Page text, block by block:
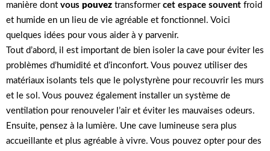
manière dont vous pouvez transformer cet espace souvent froid
et humide en un lieu de vie agréable et fonctionnel. Voici
quelques idées pour vous aider à y parvenir.
Tout d’abord, il est important de bien isoler la cave pour éviter les
problèmes d’humidité et d’inconfort. Vous pouvez utiliser des
matériaux isolants tels que le polystyrène pour recouvrir les murs
et le sol. Vous pouvez également installer un système de
ventilation pour renouveler l’air et éviter les mauvaises odeurs.
Ensuite, pensez à la lumière. Une cave lumineuse sera plus
accueillante et plus agréable à vivre. Vous pouvez opter pour des